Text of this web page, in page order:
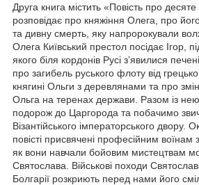
Друга книга містить «Повість про десяте
розповідає про княжіння Олега, про
та дивну смерть, яку напророкували
Олега Київський престол посідає Ігор,
якого біля кордонів Русі з’явилися
про загибель руського флоту від
княгині Ольги з деревлянами та про
Ольга на теренах держави. Разом із
подорож до Царгорода та побачимо
Візантійського імператорського двору.
повісті присвячені професійним воїнам
як вони навчали бойовим мистецтвам
Святослава. Військові походи
Болгарії розкриють перед нами його